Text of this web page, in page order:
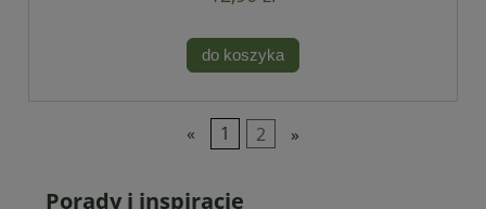
do koszyka
« 1 2 »
Porady i inspiracje